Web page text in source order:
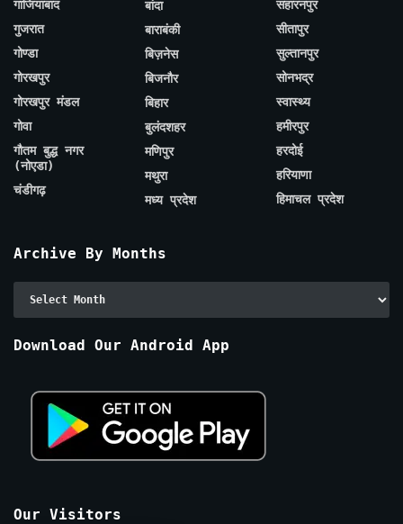
गाजियाबाद
गुजरात
गोण्डा
गोरखपुर
गोरखपुर मंडल
गोवा
गौतम बुद्ध नगर
(नोएडा)
चंडीगढ़
बांदा
बाराबंकी
बिज़नेस
बिजनौर
बिहार
बुलंदशहर
मणिपुर
मथुरा
मध्य प्रदेश
सहारनपुर
सीतापुर
सुल्तानपुर
सोनभद्र
स्वास्थ्य
हमीरपुर
हरदोई
हरियाणा
हिमाचल प्रदेश
Archive By Months
Download Our Android App
Our Visitors